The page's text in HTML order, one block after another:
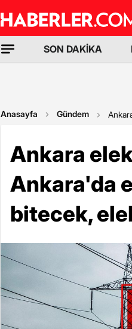
SON DAKİKA
Anasayfa Gündem
Ankara
Ankara'da
bitecek,